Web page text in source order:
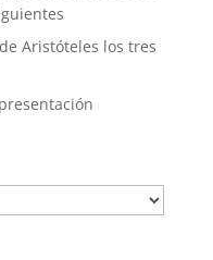
Aristóteles los tres